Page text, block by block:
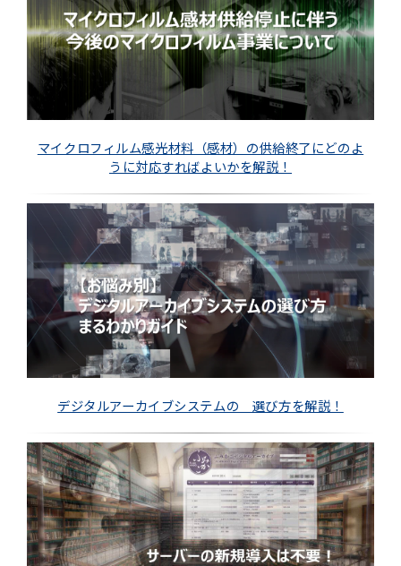
マイクロフィルム感光材料（感材）の供給終了にどのよ
うに対応すればよいかを解説！
デジタルアーカイブシステムの 選び方を解説！